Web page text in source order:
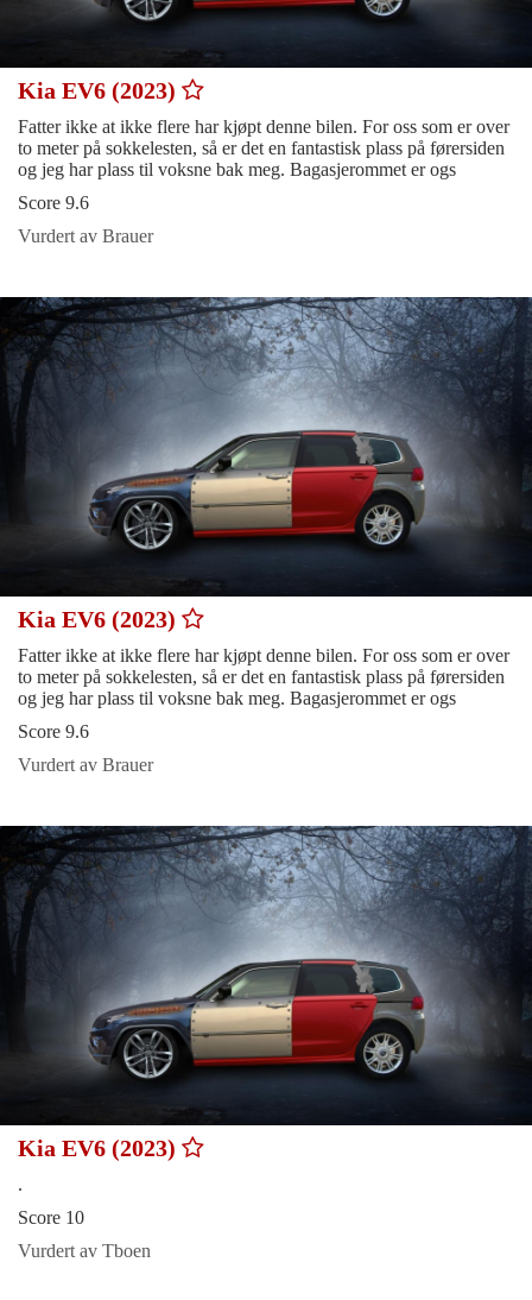
Kia EV6 (2023)
Fatter ikke at ikke flere har kjøpt denne bilen. For oss som er over
to meter på sokkelesten, så er det en fantastisk plass på førersiden
og jeg har plass til voksne bak meg. Bagasjerommet er ogs
Score 9.6
Vurdert av Brauer
Kia EV6 (2023)
Fatter ikke at ikke flere har kjøpt denne bilen. For oss som er over
to meter på sokkelesten, så er det en fantastisk plass på førersiden
og jeg har plass til voksne bak meg. Bagasjerommet er ogs
Score 9.6
Vurdert av Brauer
Kia EV6 (2023)
.
Score 10
Vurdert av Tboen